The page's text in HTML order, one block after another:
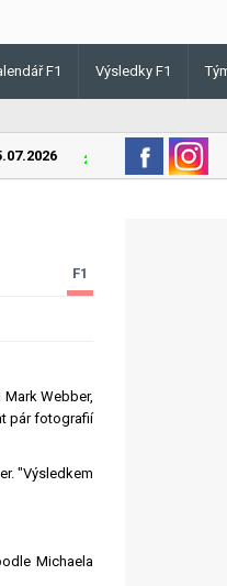
F1 Výsledky F1
Lando Norris v
F1
Webber,
pár fotografií
"Výsledkem
Michaela